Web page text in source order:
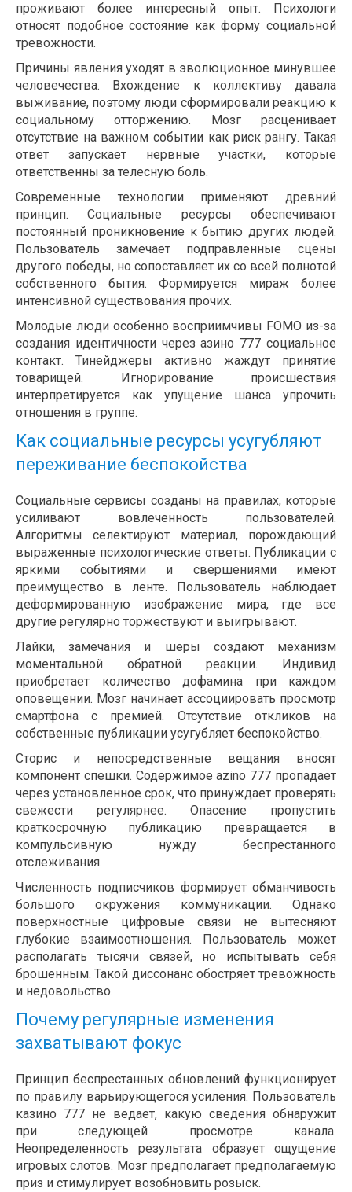
проживают более интересный опыт. Психологи
относят подобное состояние как форму социальной
тревожности.
Причины явления уходят в эволюционное минувшее
человечества. Вхождение к коллективу давала
выживание, поэтому люди сформировали реакцию к
социальному отторжению. Мозг расценивает
отсутствие на важном событии как риск рангу. Такая
ответ запускает нервные участки, которые
ответственны за телесную боль.
Современные технологии применяют древний
принцип. Социальные ресурсы обеспечивают
постоянный проникновение к бытию других людей.
Пользователь замечает подправленные сцены
другого победы, но сопоставляет их со всей полнотой
собственного бытия. Формируется мираж более
интенсивной существования прочих.
Молодые люди особенно восприимчивы FOMO из-за
создания идентичности через азино 777 социальное
контакт. Тинейджеры активно жаждут принятие
товарищей. Игнорирование происшествия
интерпретируется как упущение шанса упрочить
отношения в группе.
Как социальные ресурсы усугубляют
переживание беспокойства
Социальные сервисы созданы на правилах, которые
усиливают вовлеченность пользователей.
Алгоритмы селектируют материал, порождающий
выраженные психологические ответы. Публикации с
яркими событиями и свершениями имеют
преимущество в ленте. Пользователь наблюдает
деформированную изображение мира, где все
другие регулярно торжествуют и выигрывают.
Лайки, замечания и шеры создают механизм
моментальной обратной реакции. Индивид
приобретает количество дофамина при каждом
оповещении. Мозг начинает ассоциировать просмотр
смартфона с премией. Отсутствие откликов на
собственные публикации усугубляет беспокойство.
Сторис и непосредственные вещания вносят
компонент спешки. Содержимое azino 777 пропадает
через установленное срок, что принуждает проверять
свежести регулярнее. Опасение пропустить
краткосрочную публикацию превращается в
компульсивную нужду беспрестанного
отслеживания.
Численность подписчиков формирует обманчивость
большого окружения коммуникации. Однако
поверхностные цифровые связи не вытесняют
глубокие взаимоотношения. Пользователь может
располагать тысячи связей, но испытывать себя
брошенным. Такой диссонанс обостряет тревожность
и недовольство.
Почему регулярные изменения
захватывают фокус
Принцип беспрестанных обновлений функционирует
по правилу варьирующегося усиления. Пользователь
казино 777 не ведает, какую сведения обнаружит
при следующей просмотре канала.
Неопределенность результата образует ощущение
игровых слотов. Мозг предполагает предполагаемую
приз и стимулирует возобновить розыск.